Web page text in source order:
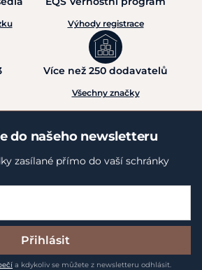
Výhody registrace
Více než 250 dodavatelů
Všechny značky
do našeho newsletteru
zasílané přímo do vaší schránky
Přihlásit
a kdykoliv se můžete z newsletteru odhlásit.